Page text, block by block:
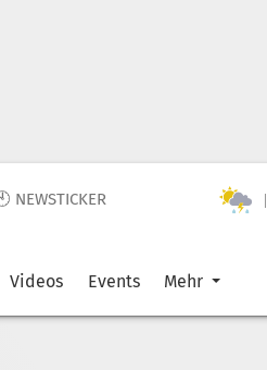
NEWSTICKER |
Videos Events Mehr